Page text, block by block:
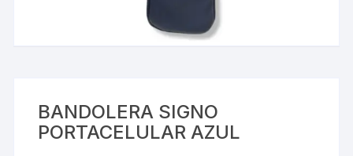
BANDOLERA SIGNO
PORTACELULAR AZUL